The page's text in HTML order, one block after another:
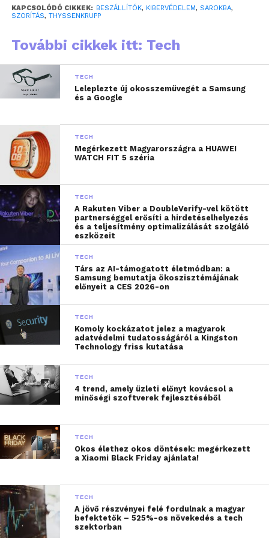
A legtöbb, amit jelenleg megtehetnek, hogy
megállapítani a vonatkozó felelősséget – derült ki a
elektronikus) kompetenciaközpontja és az Eötvös
Loránd Tudományegyetem (ELTE) „Kiberbiztonság
mindenütt” kutatási együttműködését ismertető
oldaláról közelített a kiberbiztonság autóipari
vonatkozásaihoz. Ezeknek a kérdéseknek,
problémáknak a vizsgálata egy szemüvegen
keresztül nem lehetséges: a különböző régiók
intenzív jogszabály és szabványosítási hullámai
ugyanúgy igénylik a jogi szakértelmet, mint a
mérnöki tudást.
Dr. Báldy Péter, az ELTE Állam- és Jogtudományi
Kara (ÁJK) Jogi Továbbképző Intézetének
igazgatóhelyettese az EU-s jogfejlődésen belül két,
jogszabályt emelt ki: egyrészt az új
termékfelelősségi irányelvet (Product Liability
Directive, PLD), valamint a termékek
kiberbiztonságára vonatkozó Cyber Resilience Act-
KAPCSOLÓDÓ CIKKEK: BESZÁLLÍTÓK, KIBERVÉDELEM, SAROKBA,
SZORÍTÁS, THYSSENKRUPP
További cikkek itt: Tech
TECH
Leleplezte új okosszemüvegét a Samsung
és a Google
TECH
Megérkezett Magyarországra a HUAWEI
WATCH FIT 5 széria
TECH
A Rakuten Viber a DoubleVerify-vel kötött
partnerséggel erősíti a hirdetéselhelyezés
és a teljesítmény optimalizálását szolgáló
eszközeit
TECH
Társ az AI-támogatott életmódban: a
Samsung bemutatja ökoszisztémájának
előnyeit a CES 2026-on
TECH
Komoly kockázatot jelez a magyarok
adatvédelmi tudatosságáról a Kingston
Technology friss kutatása
TECH
4 trend, amely üzleti előnyt kovácsol a
minőségi szoftverek fejlesztéséből
TECH
Okos élethez okos döntések: megérkezett
a Xiaomi Black Friday ajánlata!
TECH
A jövő részvényei felé fordulnak a magyar
befektetők – 525%-os növekedés a tech
szektorban